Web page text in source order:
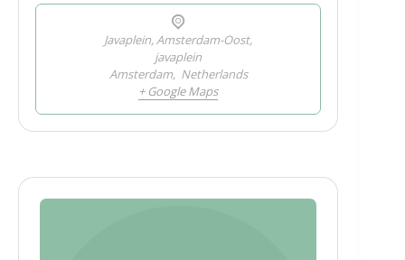
Javaplein, Amsterdam-Oost,
javaplein
Amsterdam, Netherlands
+ Google Maps